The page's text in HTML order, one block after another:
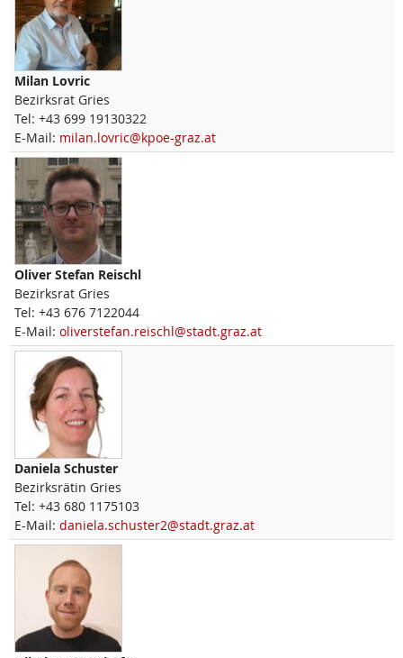
Milan Lovric
Bezirksrat Gries
Tel: +43 699 19130322
E-Mail: milan.lovric@kpoe-graz.at
Oliver Stefan Reischl
Bezirksrat Gries
Tel: +43 676 7122044
E-Mail: oliverstefan.reischl@stadt.graz.at
Daniela Schuster
Bezirksrätin Gries
Tel: +43 680 1175103
E-Mail: daniela.schuster2@stadt.graz.at